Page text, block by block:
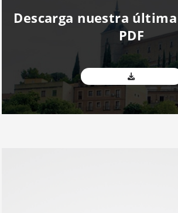
Descarga nuestra
PDF